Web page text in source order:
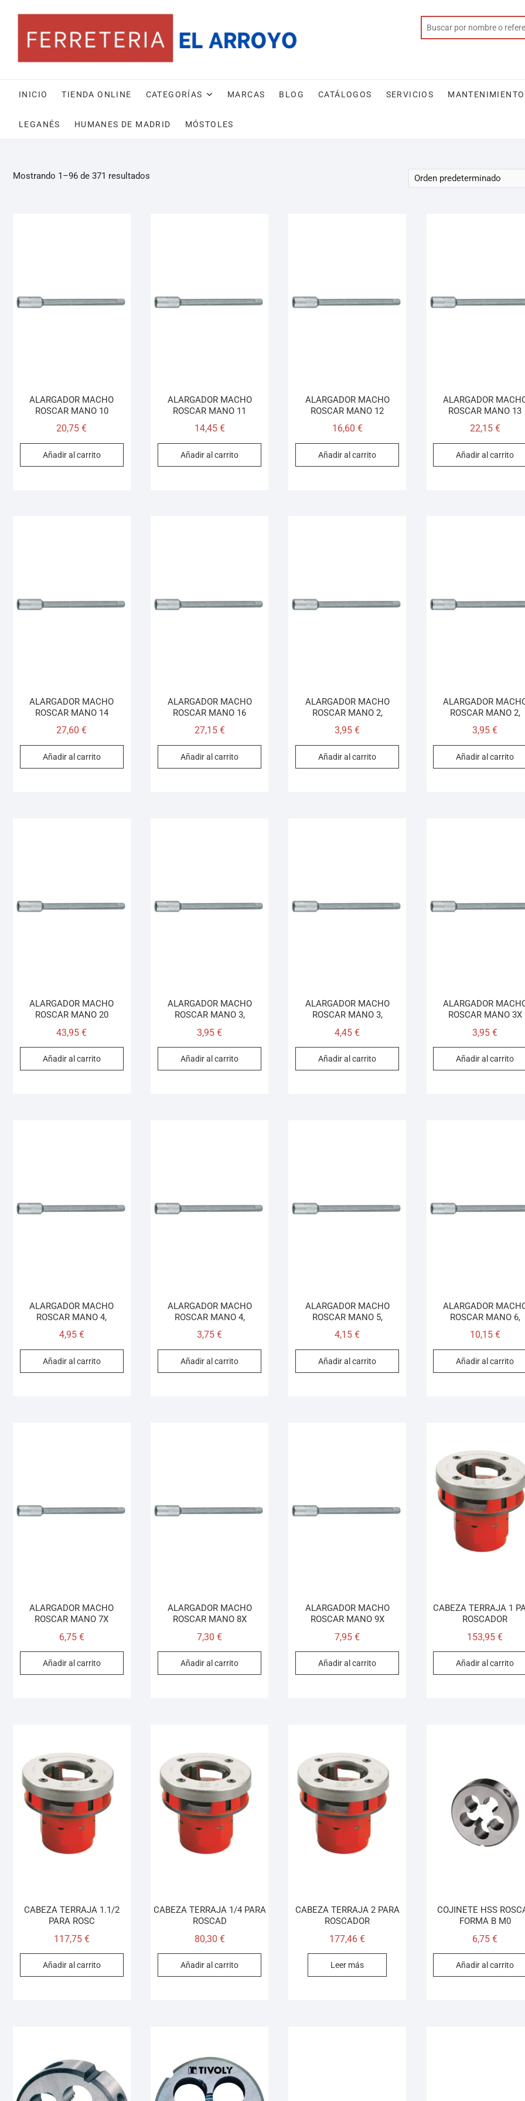
INICIO TIENDA ONLINE CATEGORÍAS MARCAS BLOG CATÁLOGOS SERVICIOS
LEGANÉS HUMANES DE MADRID MÓSTOLES
Mostrando 1–96 de 371 resultados
ALARGADOR MACHO
ROSCAR MANO 10
20,75€
Añadir al carrito
ALARGADOR MACHO
ROSCAR MANO 11
14,45 €
Añadir al carrito
ALARGADOR MACHO
ROSCAR MANO 12
16,60 €
Añadir al carrito
ALARGADOR
ROSCAR MANO 13
22,15 €
Añadir al carrito
ALARGADOR MACHO
ROSCAR MANO 14
27,60€
Añadir al carrito
ALARGADOR MACHO
ROSCAR MANO 16
27,15 €
Añadir al carrito
ALARGADOR MACHO
ROSCAR MANO 2,
3,95€
Añadir al carrito
ALARGADOR
ROSCAR MANO 2,
3,95€
Añadir al carrito
ALARGADOR MACHO
ROSCAR MANO 20
43,95€
Añadir al carrito
ALARGADOR MACHO
ROSCAR MANO 3,
3,95€
Añadir al carrito
ALARGADOR MACHO
ROSCAR MANO 3,
4,45€
Añadir al carrito
ALARGADOR
ROSCAR MANO 3X
3,95€
Añadir al carrito
ALARGADOR MACHO
ROSCAR MANO 4,
4,95 €
Añadir al carrito
ALARGADOR MACHO
ROSCAR MANO 4,
3,75€
Añadir al carrito
ALARGADOR MACHO
ROSCAR MANO 5,
4,15€
Añadir al carrito
ALARGADOR
ROSCAR MANO 6,
10,15 €
Añadir al carrito
ALARGADOR MACHO
ROSCAR MANO 7X
6,75 €
Añadir al carrito
ALARGADOR MACHO
ROSCAR MANO 8X
7,30€
Añadir al carrito
ALARGADOR MACHO
ROSCAR MANO 9X
7,95€
Añadir al carrito
CABEZA TERRAJA 1
ROSCADOR
153,95€
Añadir al carrito
CABEZA TERRAJA 1.1/2
PARA ROSC
117,75 €
Añadir al carrito
CABEZA TERRAJA 1/4 PARA
ROSCAD
80,30 €
Añadir al carrito
CABEZA TERRAJA 2 PARA
ROSCADOR
177,46€
Leer más
COJINETE HSS
FORMA B M0
6,75€
Añadir al carrito